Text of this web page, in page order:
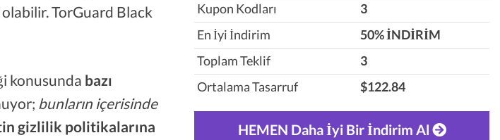
olabilir. TorGuard Black
konusunda bazı
bunların içerisinde
gizlilik politikalarına
Kupon Kodları
3
En İyi İndirim
‎50% İNDİRİM
Toplam Teklif
3
Ortalama Tasarruf
$122.84
HEMEN Daha İyi Bir İndirim Al